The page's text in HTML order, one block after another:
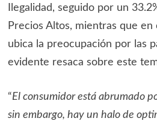
Ilegalidad, seguido por un
Precios Altos, mientras que
ubica la preocupación por las
evidente resaca sobre este
“El consumidor está abrumado
sin embargo, hay un halo de